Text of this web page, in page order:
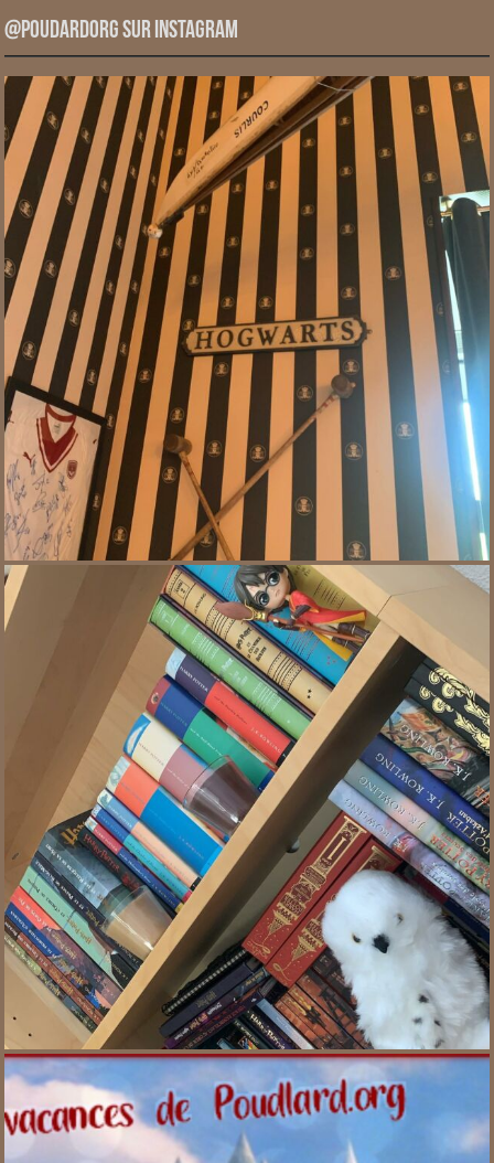
@PoudardOrg sur Instagram